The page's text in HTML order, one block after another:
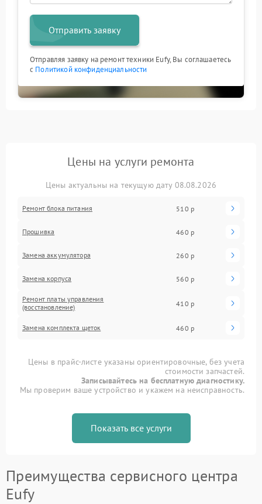
Отправить заявку
Отправляя заявку на ремонт техники Eufy, Вы соглашаетесь
с Политикой конфиденциальности
Цены на услуги ремонта
Цены актуальны на текущую дату 08.08.2026
Ремонт блока питания 510 р
Прошивка 460 р
Замена аккумулятора 260 р
Замена корпуса 560 р
Ремонт платы управления
(восстановление)
410 р
Замена комплекта щеток 460 р
Цены в прайс-листе указаны ориентировочные, без учета
стоимости запчастей.
Записывайтесь на бесплатную диагностику.
Мы проверим ваше устройство и укажем на неисправность.
Показать все услуги
Преимущества сервисного центра
Eufy